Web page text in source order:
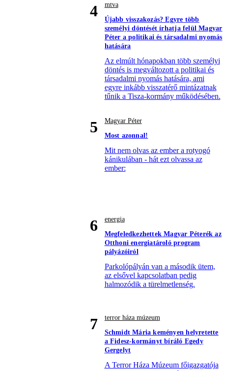
4
mtva
Újabb visszakozás? Egyre több
személyi döntését írhatja felül Magyar
Péter a politikai és társadalmi nyomás
hatására
Az elmúlt hónapokban több személyi
döntés is megváltozott a politikai és
társadalmi nyomás hatására, ami
egyre inkább visszatérő mintázatnak
tűnik a Tisza-kormány működésében.
5
Magyar Péter
Most azonnal!
Mit nem olvas az ember a rotyogó
kánikulában - hát ezt olvassa az
ember:
6
energia
Megfeledkezhettek Magyar Péterék az
Otthoni energiatároló program
pályázóiról
Parkolópályán van a második ütem,
az elsővel kapcsolatban pedig
halmozódik a türelmetlenség.
7
terror háza múzeum
Schmidt Mária keményen helyretette
a Fidesz-kormányt bíráló Egedy
Gergelyt
A Terror Háza Múzeum főigazgatója